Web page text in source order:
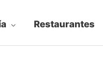
Restaurantes